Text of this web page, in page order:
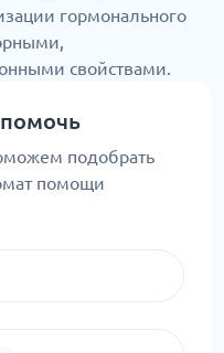
гормонального
свойствами.
подобрать
помощи